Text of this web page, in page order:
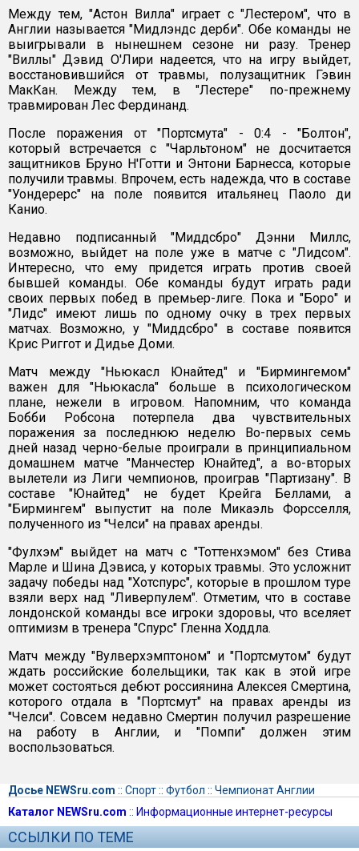
Между тем, "Астон Вилла" играет с "Лестером", что в
Англии называется "Мидлэндс дерби". Обе команды не
выигрывали в нынешнем сезоне ни разу. Тренер
"Виллы" Дэвид О'Лири надеется, что на игру выйдет,
восстановившийся от травмы, полузащитник Гэвин
МакКан. Между тем, в "Лестере" по-прежнему
травмирован Лес Фердинанд.
После поражения от "Портсмута" - 0:4 - "Болтон",
который встречается с "Чарльтоном" не досчитается
защитников Бруно Н'Готти и Энтони Барнесса, которые
получили травмы. Впрочем, есть надежда, что в составе
"Уондерерс" на поле появится итальянец Паоло ди
Канио.
Недавно подписанный "Миддсбро" Дэнни Миллс,
возможно, выйдет на поле уже в матче с "Лидсом".
Интересно, что ему придется играть против своей
бывшей команды. Обе команды будут играть ради
своих первых побед в премьер-лиге. Пока и "Боро" и
"Лидс" имеют лишь по одному очку в трех первых
матчах. Возможно, у "Миддсбро" в составе появится
Крис Риггот и Дидье Доми.
Матч между "Ньюкасл Юнайтед" и "Бирмингемом"
важен для "Ньюкасла" больше в психологическом
плане, нежели в игровом. Напомним, что команда
Бобби Робсона потерпела два чувствительных
поражения за последнюю неделю Во-первых семь
дней назад черно-белые проиграли в принципиальном
домашнем матче "Манчестер Юнайтед", а во-вторых
вылетели из Лиги чемпионов, проиграв "Партизану". В
составе "Юнайтед" не будет Крейга Беллами, а
"Бирмингем" выпустит на поле Микаэль Форсселля,
полученного из "Челси" на правах аренды.
"Фулхэм" выйдет на матч с "Тоттенхэмом" без Стива
Марле и Шина Дэвиса, у которых травмы. Это усложнит
задачу победы над "Хотспурс", которые в прошлом туре
взяли верх над "Ливерпулем". Отметим, что в составе
лондонской команды все игроки здоровы, что вселяет
оптимизм в тренера "Спурс" Гленна Ходдла.
Матч между "Вулверхэмптоном" и "Портсмутом" будут
ждать российские болельщики, так как в этой игре
может состояться дебют россиянина Алексея Смертина,
которого отдала в "Портсмут" на правах аренды из
"Челси". Совсем недавно Смертин получил разрешение
на работу в Англии, и "Помпи" должен этим
воспользоваться.
Досье NEWSru.com :: Спорт:: Футбол :: Чемпионат Англии
Каталог NEWSru.com :: Информационные интернет-ресурсы
ССЫЛКИ ПО ТЕМЕ